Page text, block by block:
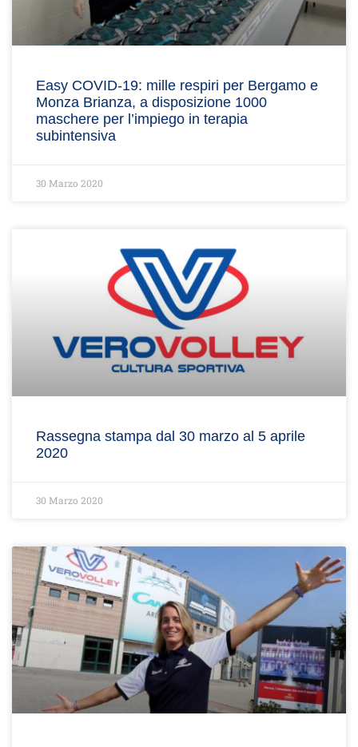
Easy COVID-19: mille respiri per Bergamo e
Monza Brianza, a disposizione 1000
maschere per l’impiego in terapia
subintensiva
30 Marzo 2020
Rassegna stampa dal 30 marzo al 5 aprile
2020
30 Marzo 2020